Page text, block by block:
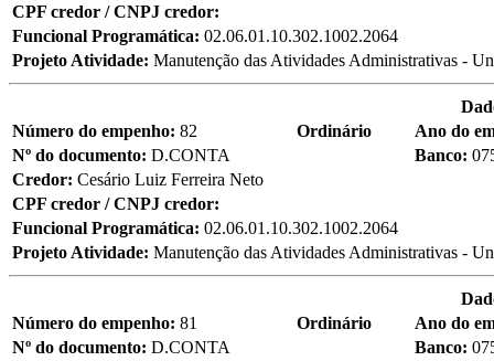
CPF credor / CNPJ credor:
Funcional Programática: 02.06.01.10.302.1002.2064
Projeto Atividade: Manutenção das Atividades Administrativas -
Número do empenho: 82 Ordinário
Ano do
Nº do documento: D.CONTA Banco:
Credor: Cesário Luiz Ferreira Neto
CPF credor / CNPJ credor:
Funcional Programática: 02.06.01.10.302.1002.2064
Projeto Atividade: Manutenção das Atividades Administrativas -
Número do empenho: 81 Ordinário
Ano do
Nº do documento: D.CONTA Banco: